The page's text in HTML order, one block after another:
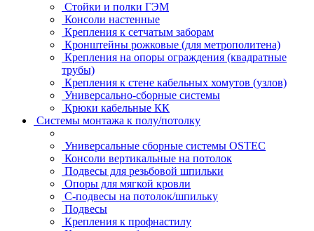
Стойки и полки ГЭМ
Консоли настенные
Крепления к сетчатым заборам
Кронштейны рожковые (для метрополитена)
Крепления на опоры ограждения (квадратные
трубы)
Крепления к стене кабельных хомутов (узлов)
Универсально-сборные системы
Крюки кабельные КК
Системы монтажа к полу/потолку
Универсальные сборные системы OSTEC
Консоли вертикальные на потолок
Подвесы для резьбовой шпильки
Опоры для мягкой кровли
С-подвесы на потолок/шпильку
Подвесы
Крепления к профнастилу